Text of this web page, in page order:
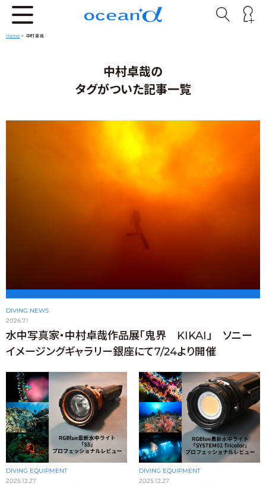
Home > 中村卓哉
中村卓哉の
タグがついた記事一覧
DIVING NEWS
2026.7.1
水中写真家・中村卓哉作品展「鬼界 KIKAI」 ソニー
イメージングギャラリー銀座にて7/24より開催
DIVING EQUIPMENT
2025.12.27
DIVING EQUIPMENT
2025.12.27